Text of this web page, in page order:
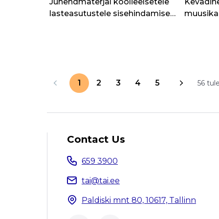
lasteasutustele sisehindamise
1 2 3 4 5 56
Contact Us
659 3900
tai@tai.ee
Paldiski mnt 80, 10617, Tallinn